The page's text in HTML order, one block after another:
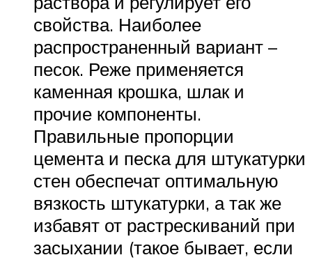
свойства. Наиболее
распространенный вариант –
песок. Реже применяется
каменная крошка, шлак и
прочие компоненты.
Правильные пропорции
цемента и песка для штукатурки
стен обеспечат оптимальную
вязкость штукатурки, а так же
избавят от растрескиваний при
засыхании (такое бывает, если